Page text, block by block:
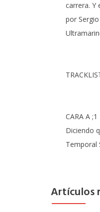
carrera. Y
por
CARA A
Diciendo
Temporal
Artículos